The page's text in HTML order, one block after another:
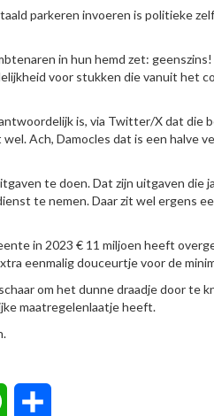
parkeren invoeren is politieke
in hun hemd zet:
voor stukken die vanuit het
is, via Twitter/X dat die
Ach, Damocles dat is een halve
te doen. Dat zijn uitgaven die
te nemen. Daar zit wel ergens
in 2023 € 11 miljoen heeft
eenmalig douceurtje voor de
om het dunne draadje door te
maatregelenlaatje heeft.
WhatsApp